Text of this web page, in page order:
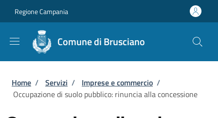
Regione Campania
Comune di Brusciano
Briciole di pane
Home / Servizi / Imprese e commercio /
Occupazione di suolo pubblico: rinuncia alla concessione